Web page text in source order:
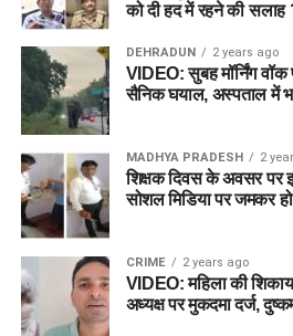
को दी हद में रहने की सलाह
DEHRADUN 2 years ago
VIDEO: सुबह मॉर्निंग वॉक
सैनिक घयाल, अस्पताल में
MADHYA PRADESH 2
शिक्षक दिवस के अवसर पर
सोशल मिडिया पर जमकर
CRIME 2 years ago
VIDEO: महिला की
अध्यक्ष पर मुकदमा दर्ज,